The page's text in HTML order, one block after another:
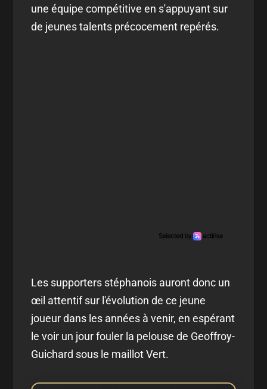
une équipe compétitive en s'appuyant sur
de jeunes talents précocement repérés.
Les supporters stéphanois auront donc un
œil attentif sur l'évolution de ce jeune
joueur dans les années à venir, en espérant
le voir un jour fouler la pelouse de Geoffroy-
Guichard sous le maillot Vert.